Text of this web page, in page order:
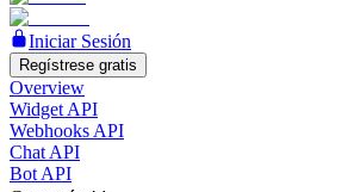
Iniciar Sesión
Regístrese gratis
Overview
Widget API
Webhooks API
Chat API
Bot API